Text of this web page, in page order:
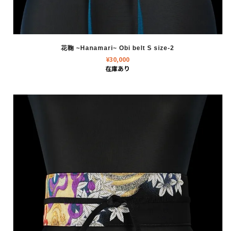
花鞠 ~Hanamari~ Obi belt S size-2
¥30,000
在庫あり